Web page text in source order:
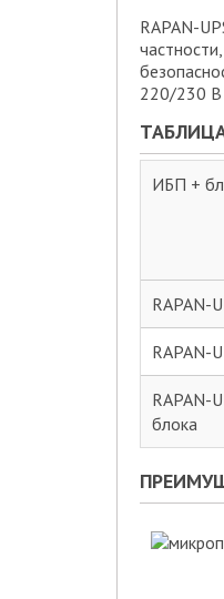
RAPAN-
220/230 В
ИБП +
RAPAN-
RAPAN-
RAPAN-
блока